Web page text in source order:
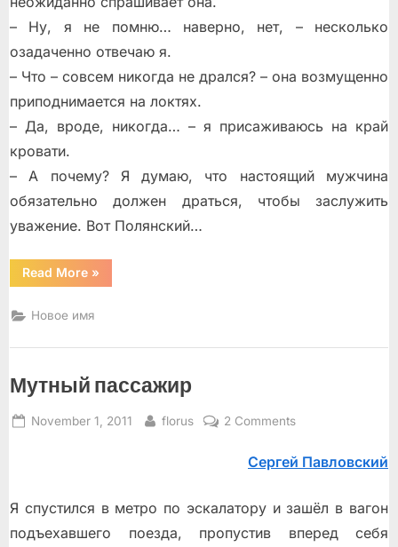
– Ну, я не помню… наверно, нет, – несколько
озадаченно отвечаю я.
– Что – совсем никогда не дрался? – она возмущенно
приподнимается на локтях.
– Да, вроде, никогда… – я присаживаюсь на край
кровати.
– А почему? Я думаю, что настоящий мужчина
обязательно должен драться, чтобы заслужить
уважение. Вот Полянский…
Read More“Драка”
»
Новое имя
Мутный пассажир
Posted
November 1, 2011 By
florus 2 Commentson
пассажир
Сергей Павловский
Я спустился в метро по эскалатору и зашёл в вагон
подъехавшего поезда, пропустив вперeд себя